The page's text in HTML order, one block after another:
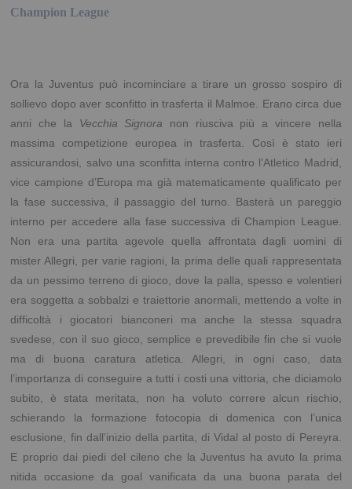
Champion League
Ora la Juventus può incominciare a tirare un grosso sospiro di
sollievo dopo aver sconfitto in trasferta il Malmoe. Erano circa due
anni che la Vecchia Signora non riusciva più a vincere nella
massima competizione europea in trasferta. Così è stato ieri
assicurandosi, salvo una sconfitta interna contro l’Atletico Madrid,
vice campione d’Europa ma già matematicamente qualificato per
la fase successiva, il passaggio del turno. Basterà un pareggio
interno per accedere alla fase successiva di Champion League.
Non era una partita agevole quella affrontata dagli uomini di
mister Allegri, per varie ragioni, la prima delle quali rappresentata
da un pessimo terreno di gioco, dove la palla, spesso e volentieri
era soggetta a sobbalzi e traiettorie anormali, mettendo a volte in
difficoltà i giocatori bianconeri ma anche la stessa squadra
svedese, con il suo gioco, semplice e prevedibile fin che si vuole
ma di buona caratura atletica. Allegri, in ogni caso, data
l’importanza di conseguire a tutti i costi una vittoria, che diciamolo
subito, è stata meritata, non ha voluto correre alcun rischio,
schierando la formazione fotocopia di domenica con l’unica
esclusione, fin dall’inizio della partita, di Vidal al posto di Pereyra.
E proprio dai piedi del cileno che la Juventus ha avuto la prima
nitida occasione da goal vanificata da una buona parata del